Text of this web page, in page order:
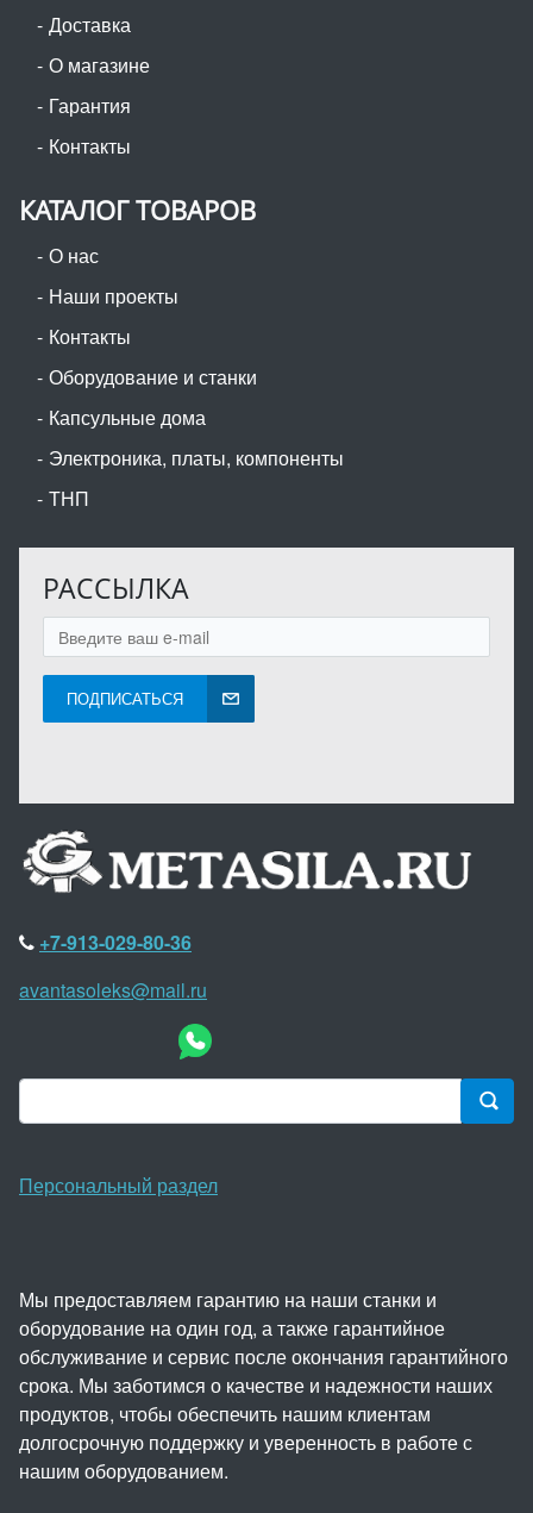
Доставка
О магазине
Гарантия
Контакты
КАТАЛОГ ТОВАРОВ
О нас
Наши проекты
Контакты
Оборудование и станки
Капсульные дома
Электроника, платы, компоненты
ТНП
РАССЫЛКА
ПОДПИСАТЬСЯ
+7-913-029-80-36
avantasoleks@mail.ru
Персональный раздел
Мы предоставляем гарантию на наши станки и
оборудование на один год, а также гарантийное
обслуживание и сервис после окончания гарантийного
срока. Мы заботимся о качестве и надежности наших
продуктов, чтобы обеспечить нашим клиентам
долгосрочную поддержку и уверенность в работе с
нашим оборудованием.